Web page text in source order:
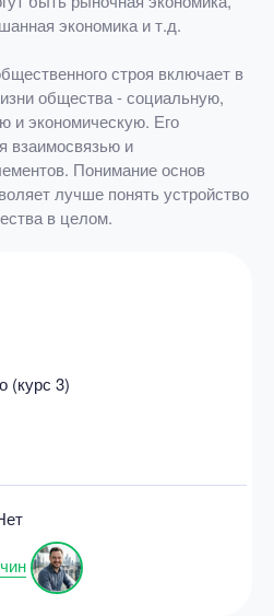
экономика и т.д.
строя включает в
общества - социальную,
и экономическую. Его
взаимосвязью и
Понимание основ
лучше понять устройство
в целом.
(курс 3)